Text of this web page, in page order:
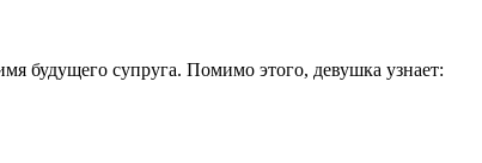
будущего супруга. Помимо этого, девушка узнает: